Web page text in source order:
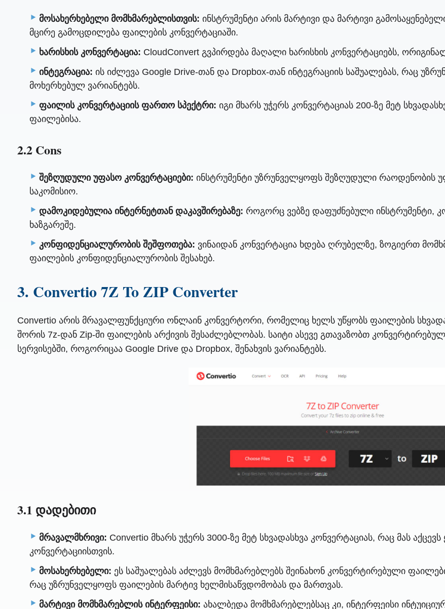
მოსახერხებელი მომხმარებლისთვის: ინსტრუმენტი არის მარტივი და მარტივი
მცირე გამოცდილება ფაილების კონვერტაციაში.
ხარისხის კონვერტაცია: CloudConvert გვპირდება მაღალი ხარისხის კონვერტაციებს,
ინტეგრაცია: ის იძლევა Google Drive-თან და Dropbox-თან ინტეგრაციის საშუალებას, რაც
მოხერხებულ ვარიანტებს.
ფაილის კონვერტაციის ფართო სპექტრი: იგი მხარს უჭერს კონვერტაციას 200-ზე მეტ
ფაილებისა.
2.2 Cons
შეზღუდული უფასო კონვერტაციები: ინსტრუმენტი უზრუნველყოფს შეზღუდული რაოდენობის
საკომისიო.
დამოკიდებულია ინტერნეტთან დაკავშირებაზე: როგორც ვებზე დაფუძნებული ინსტრუმენტი,
ხაზგარეშე.
კონფიდენციალურობის შეშფოთება: ვინაიდან კონვერტაცია ხდება ღრუბელზე, ზოგიერთ
ფაილების კონფიდენციალურობის შესახებ.
3. Convertio 7Z To ZIP Converter
Convertio არის მრავალფუნქციური ონლაინ კონვერტორი, რომელიც ხელს უწყობს ფაილების
შორის 7z-დან Zip-ში ფაილების არქივის შესაძლებლობას. საიტი ასევე გთავაზობთ
სერვისებში, როგორიცაა Google Drive და Dropbox, შენახვის ვარიანტებს.
3.1 დადებითი
მრავალმხრივი: Convertio მხარს უჭერს 3000-ზე მეტ სხვადასხვა კონვერტაციას, რაც მას
კონვერტაციისთვის.
მოსახერხებელი: ეს საშუალებას აძლევს მომხმარებლებს შეინახონ კონვერტირებული
რაც უზრუნველყოფს ფაილების მარტივ ხელმისაწვდომობას და მართვას.
მარტივი მომხმარებლის ინტერფეისი: ახალბედა მომხმარებლებსაც კი, ინტერფეისი